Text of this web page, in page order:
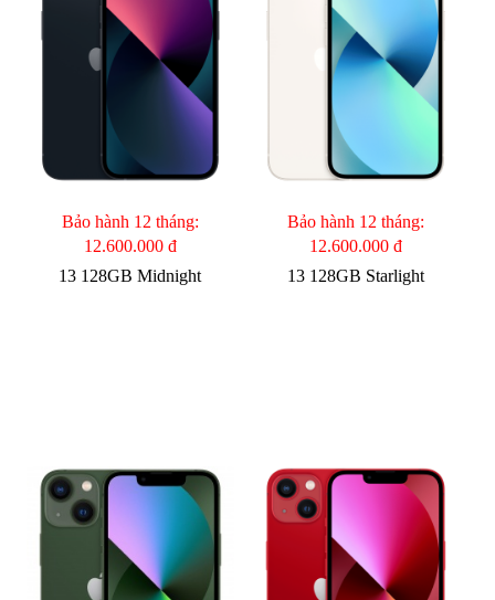
Bảo hành 12 tháng:
12.600.000 đ
13 128GB Midnight
Bảo hành 12 tháng:
12.600.000 đ
13 128GB Starlight